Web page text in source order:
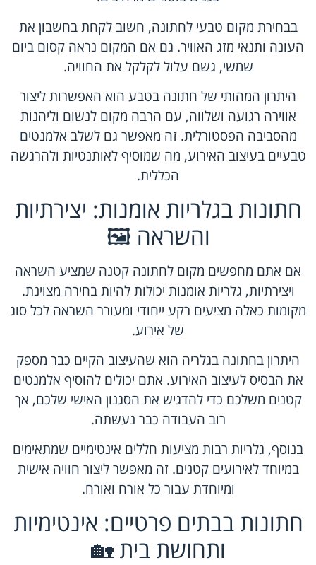
בבחירת מקום טבעי לחתונה, חשוב לקחת בחשבון את
העונה ותנאי מזג האוויר. גם אם המקום נראה קסום ביום
שמשי, גשם עלול לקלקל את החוויה.
היתרון המהותי של חתונה בטבע הוא האפשרות ליצור
אווירה רגועה ושלווה, עם הרבה מקום לנשום וליהנות
מהסביבה הפסטורלית. זה מאפשר גם לשלב אלמנטים
טבעיים בעיצוב האירוע, מה שמוסיף לאותנטיות ולהרגשה
הכללית.
חתונות בגלריות אומנות: יצירתיות
והשראה 🖼️
אם אתם מחפשים מקום לחתונה קטנה שמציע השראה
ויצירתיות, גלריות אומנות יכולות להיות בחירה מצוינת.
מקומות כאלה מציעים רקע ייחודי ומעורר השראה לכל סוג
של אירוע.
היתרון בחתונה בגלריה הוא שהעיצוב הקיים כבר מספק
את הבסיס לעיצוב האירוע. אתם יכולים להוסיף אלמנטים
קטנים משלכם כדי להדגיש את הסגנון האישי שלכם, אך
רוב העבודה כבר נעשתה.
בנוסף, גלריות רבות מציעות חללים אינטימיים שמתאימים
במיוחד לאירועים קטנים. זה מאפשר ליצור חוויה אישית
ומיוחדת עבור כל אורח ואורח.
חתונות בבתים פרטיים: אינטימיות
ותחושת בית 🏡